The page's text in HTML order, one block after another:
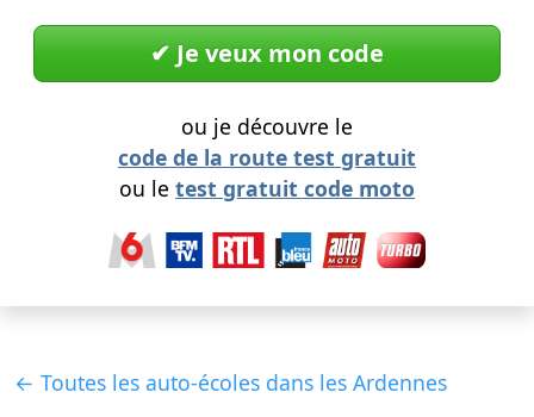
✔︎ Je veux mon code
ou je découvre le
code de la route test gratuit
ou le test gratuit code moto
← Toutes les auto-écoles dans les Ardennes